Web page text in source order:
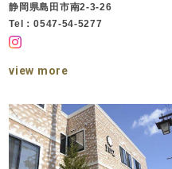
静岡県島田市南2-3-26
Tel：0547-54-5277
view more